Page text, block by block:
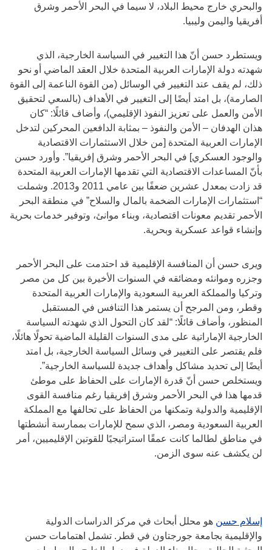
والبحري خارج محيط البلاد، لا سيما في البحر الأحمر وشرق
أفريقيا واليمن وليبيا.
ويستطرد حسن أنّ هذا التغيير في السياسة الخارجية، الذي
شهدته دولة الإمارات العربية المتحدة خلال العقد الماضي أو نحو
ذلك، لم يقف عند التغيير في الوسائل (من القوة الناعمة إلى القوة
الصارمة)، بل امتد أيضًا إلى التغيير في الأهداف (بالسعي لتحقيق
الأمن والعمل على تعزيز النفوذ الإقليمي)، وأضاف قائلًا: “كان
هذان الهدفان – الأمن والنفوذ – بمثابة الدافعين المحركين لتدخل
الإمارات العربية المتحدة [من خلال الاستثمارات الاقتصادية
والوجود العسكري] في البحر الأحمر وشرق إفريقيا”. وأورد حسن
بأنّ المساعدات الاقتصادية التي تقدمها الإمارات العربية المتحدة
قد زادت بمعدل عشرين ضعفًا بين عامي 2011 و2013. وشملت
“استثمارات الإمارات الضخمة بالمال والسلاح” في منطقة البحر
الأحمر تقديم معونات اقتصادية، وبناء موانئ، وتوفير خدمات بحرية
وإنشاء قواعد عسكرية وبحرية.
ويرى حسن أن المنافسة الإقليمية قد احتدمت على البحر الأحمر
وجزره وموانئه ومضائقه في السنوات الأخيرة بين كل من مصر
وتركيا والمملكة العربية السعودية والإمارات العربية المتحدة
وقطر، ومن المرجح أن يستمر هذا التنافس في المستقبل
المنظور، وأضاف قائلًا: “لقد كان التحول الذي شهدته السياسة
الخارجية الإماراتية على مدى السنوات القليلة الماضية تحولًا هائلًا،
فلم يقتصر على التغيير في وسائل السياسة الخارجية، بل امتد
أيضًا إلى تحديد مشاكل وأهداف جديدة للسياسة الخارجية”.
ويستخلص حسن أنّ قدرة الإمارات على الحفاظ على موطئ
قدمها هذا في البحر الأحمر وشرق إفريقيا رغم منافسة القوى
الإقليمية والدولية وتمكنها من الحفاظ على تحالفها مع المملكة
العربية السعودية ومصر، الذي سمح للإمارات بممارسة أنشطتها
في مناطق لطالما كانت عمقًا استراتيجيًا للقوتين الإقليميين، أمر
لن يكشف عنه سوى الزمن.
إسلام حسن هو محلل أبحاث في مركز الدراسات الدولية
والإقليمية بجامعة جورجتاون في قطر. تشمل اهتمامات حسن